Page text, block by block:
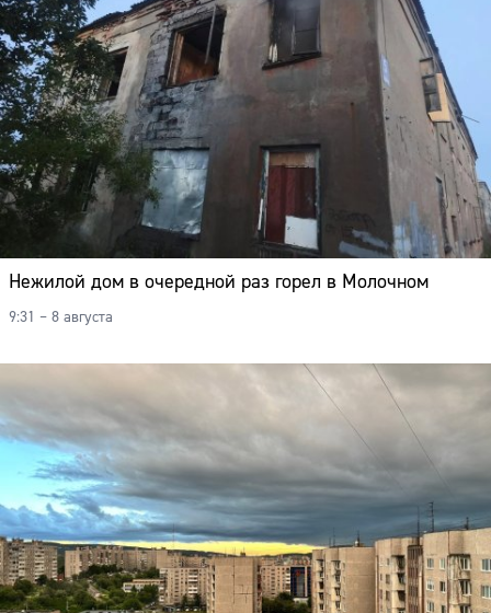
Нежилой дом в очередной раз горел в Молочном
9:31 – 8 августа